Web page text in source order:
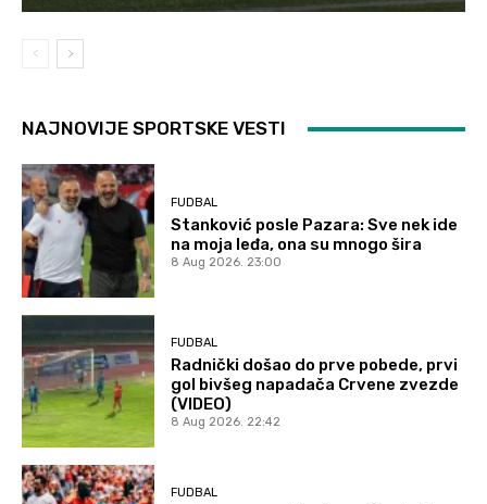
NAJNOVIJE SPORTSKE VESTI
FUDBAL
Stanković posle Pazara: Sve nek ide
na moja leđa, ona su mnogo šira
8 Aug 2026. 23:00
FUDBAL
Radnički došao do prve pobede, prvi
gol bivšeg napadača Crvene zvezde
(VIDEO)
8 Aug 2026. 22:42
FUDBAL